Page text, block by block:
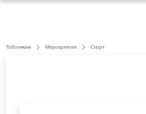
Тоболякам Мероприятия Спорт